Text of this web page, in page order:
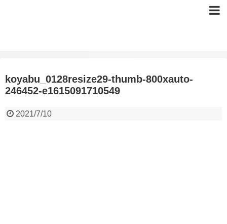
koyabu_0128resize29-thumb-800xauto-
246452-e1615091710549
2021/7/10